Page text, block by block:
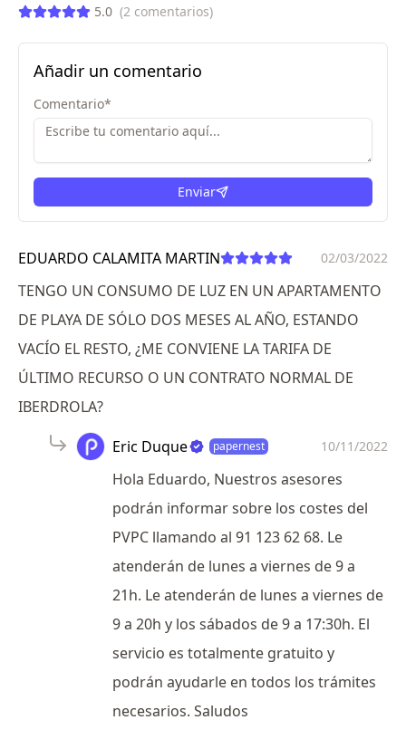
5.0 (2 comentarios)
Añadir un comentario
Comentario*
Enviar
EDUARDO CALAMITA MARTIN 02/03/2022
TENGO UN CONSUMO DE LUZ EN UN APARTAMENTO
DE PLAYA DE SÓLO DOS MESES AL AÑO, ESTANDO
VACÍO EL RESTO, ¿ME CONVIENE LA TARIFA DE
ÚLTIMO RECURSO O UN CONTRATO NORMAL DE
IBERDROLA?
Eric Duque
papernest 10/11/2022
Hola Eduardo, Nuestros asesores
podrán informar sobre los costes del
PVPC llamando al 91 123 62 68. Le
atenderán de lunes a viernes de 9 a
21h. Le atenderán de lunes a viernes de
9 a 20h y los sábados de 9 a 17:30h. El
servicio es totalmente gratuito y
podrán ayudarle en todos los trámites
necesarios. Saludos